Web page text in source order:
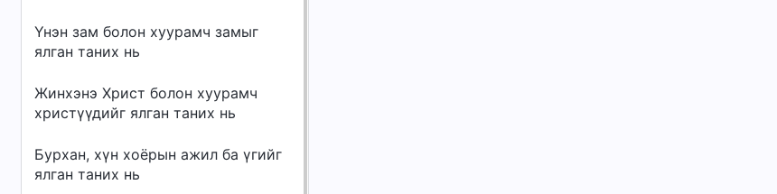
Үнэн зам болон хуурамч замыг
ялган таних нь
Жинхэнэ Христ болон хуурамч
христүүдийг ялган таних нь
Бурхан, хүн хоёрын ажил ба үгийг
ялган таних нь